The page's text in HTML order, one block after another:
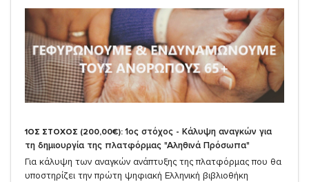
1ΟΣ ΣΤΟΧΟΣ (200,00€): 1ος στόχος - Κάλυψη αναγκών για
τη δημιουργία της πλατφόρμας "Αληθινά Πρόσωπα"
Για κάλυψη των αναγκών ανάπτυξης της πλατφόρμας που θα
υποστηρίζει την πρώτη ψηφιακή Ελληνική βιβλιοθήκη